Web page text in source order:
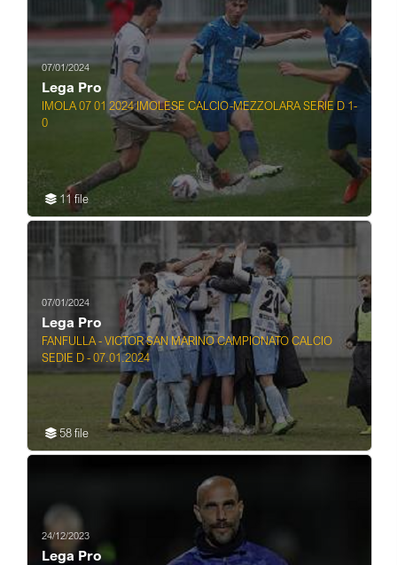
07/01/2024
Lega Pro
IMOLA 07 01 2024 IMOLESE CALCIO-MEZZOLARA SERIE D 1-
0
11 file
07/01/2024
Lega Pro
FANFULLA - VICTOR SAN MARINO CAMPIONATO CALCIO
SEDIE D - 07.01.2024
58 file
24/12/2023
Lega Pro